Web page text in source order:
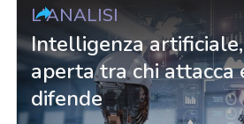
L'ANALISI
Intelligenza
aperta tra chi attacca
difende